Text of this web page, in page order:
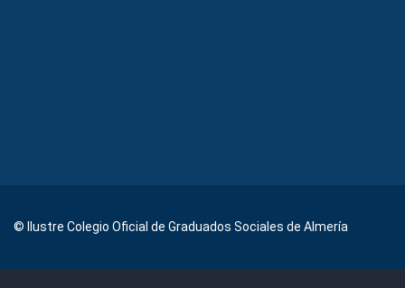
© Ilustre Colegio Oficial de Graduados Sociales de Almería